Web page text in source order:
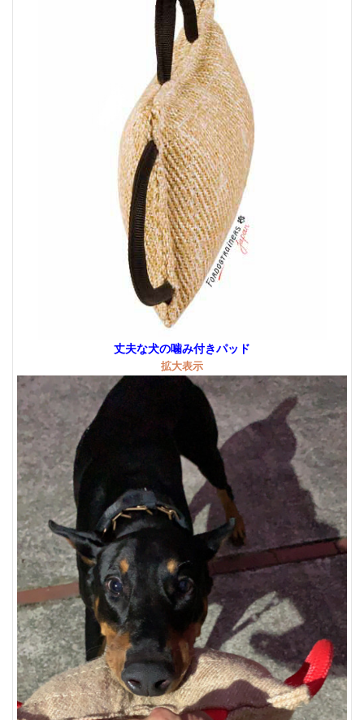
丈夫な犬の噛み付きパッド
拡大表示